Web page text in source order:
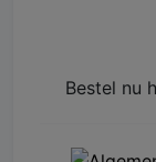
Bestel nu